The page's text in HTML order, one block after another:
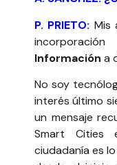
P. PRIETO: Mis
Información a
No soy
interés último
un mensaje
Smart Cities
ciudadanía es